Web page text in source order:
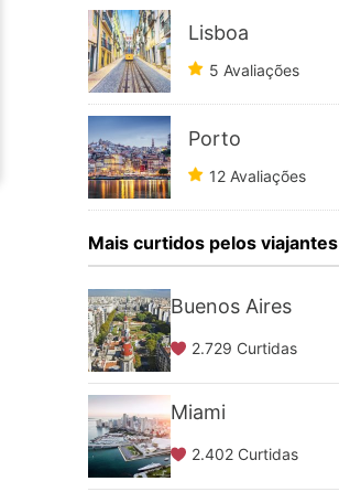
Lisboa
5 Avaliações
Porto
12 Avaliações
Mais curtidos pelos viajantes
Buenos Aires
2.729 Curtidas
Miami
2.402 Curtidas